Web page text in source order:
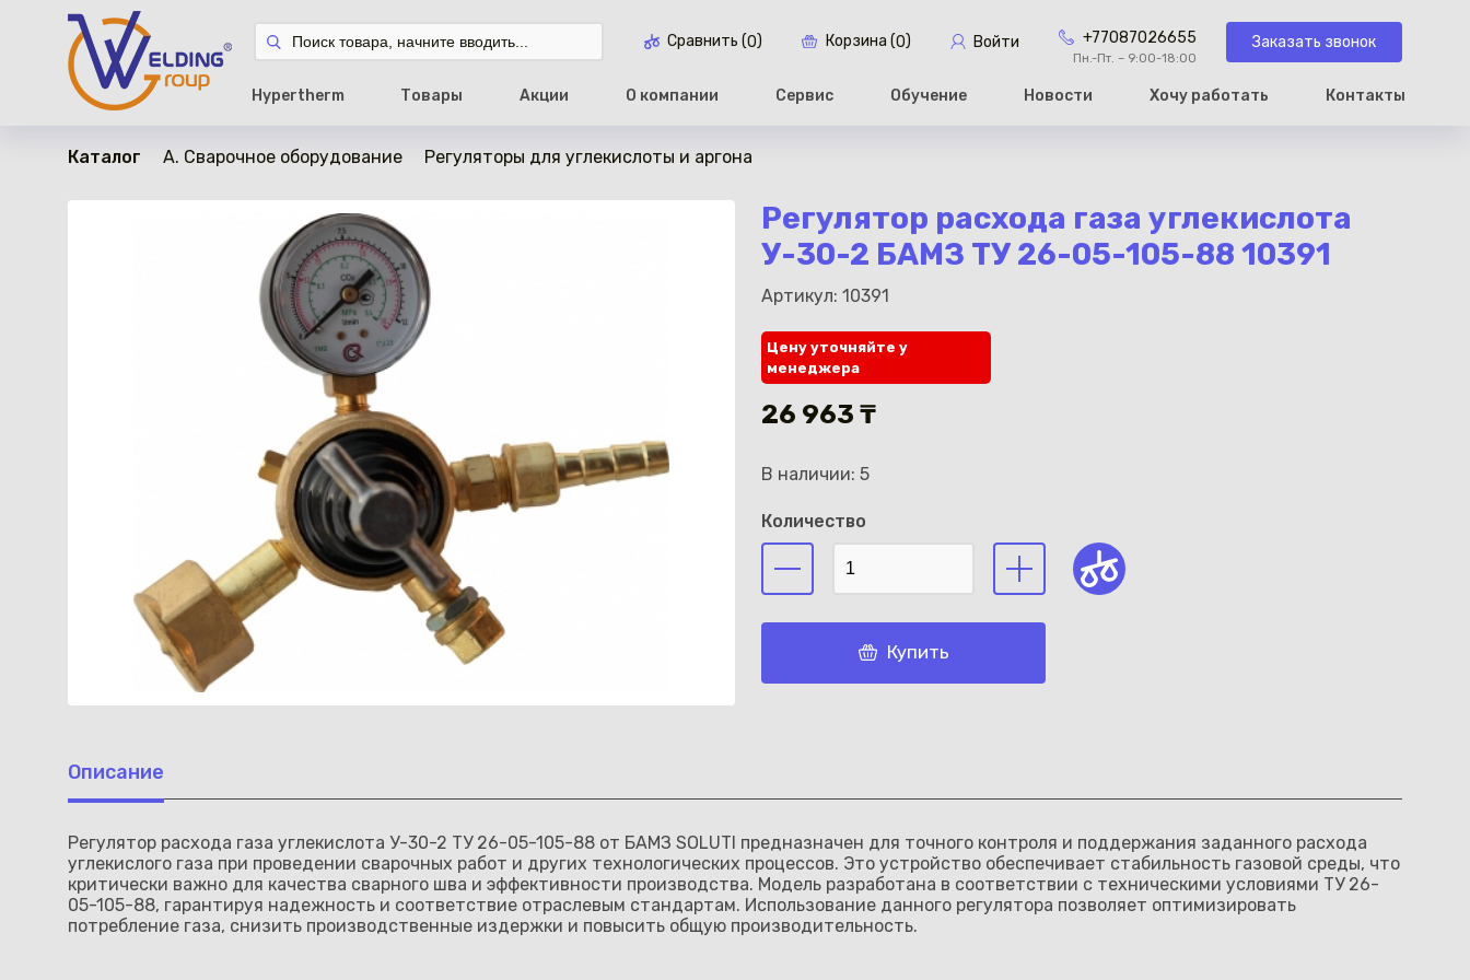
Сравнить (0) Корзина (0) Войти +77087026655
Пн.-Пт. – 9:00-18:00
Заказать звонок
Hypertherm Товары Акции О компании Сервис Обучение Новости Хочу работать Контакты
Каталог A. Сварочное оборудование Регуляторы для углекислоты и аргона
Регулятор расхода газа углекислота
У-30-2 БАМЗ ТУ 26-05-105-88 10391
Артикул: 10391
в наличии
Цену уточняйте у
менеджера
26 963 ₸
В наличии: 5
Количество
Купить
Описание
Регулятор расхода газа углекислота У-30-2 ТУ 26-05-105-88 от БАМЗ SOLUTI предназначен для точного контроля и поддержания заданного расхода
углекислого газа при проведении сварочных работ и других технологических процессов. Это устройство обеспечивает стабильность газовой среды, что
критически важно для качества сварного шва и эффективности производства. Модель разработана в соответствии с техническими условиями ТУ 26-
05-105-88, гарантируя надежность и соответствие отраслевым стандартам. Использование данного регулятора позволяет оптимизировать
потребление газа, снизить производственные издержки и повысить общую производительность.